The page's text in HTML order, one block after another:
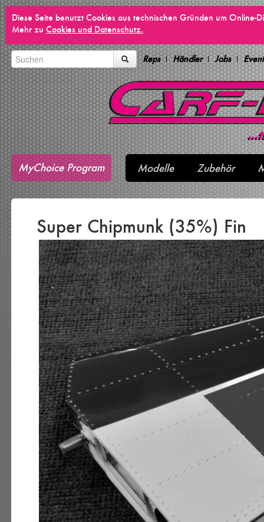
Diese Seite benutzt Cookies aus technischen Gründen um Online-
Mehr zu Cookies und Datenschutz.
Reps Händler Jobs
MyChoice Program Modelle Zubehör
Super Chipmunk (35%) Fin